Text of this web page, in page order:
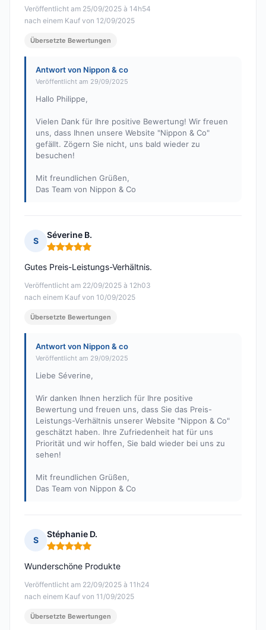
Veröffentlicht am 25/09/2025 à 14h54
nach einem Kauf von 12/09/2025
Übersetzte Bewertungen
Antwort von Nippon & co
Veröffentlicht am 29/09/2025
Hallo Philippe,
Vielen Dank für Ihre positive Bewertung! Wir freuen
uns, dass Ihnen unsere Website "Nippon & Co"
gefällt. Zögern Sie nicht, uns bald wieder zu
besuchen!
Mit freundlichen Grüßen,
Das Team von Nippon & Co
S
Séverine B.
Hinweis: 5 von 5
Veröffentlicht am 22/09/2025 à 12h03
nach einem Kauf von 10/09/2025
Gutes Preis-Leistungs-Verhältnis.
Übersetzte Bewertungen
Antwort von Nippon & co
Veröffentlicht am 29/09/2025
Liebe Séverine,
Wir danken Ihnen herzlich für Ihre positive
Bewertung und freuen uns, dass Sie das Preis-
Leistungs-Verhältnis unserer Website "Nippon & Co"
geschätzt haben. Ihre Zufriedenheit hat für uns
Priorität und wir hoffen, Sie bald wieder bei uns zu
sehen!
Mit freundlichen Grüßen,
Das Team von Nippon & Co
S
Stéphanie D.
Hinweis: 5 von 5
Veröffentlicht am 22/09/2025 à 11h24
nach einem Kauf von 11/09/2025
Wunderschöne Produkte
Übersetzte Bewertungen